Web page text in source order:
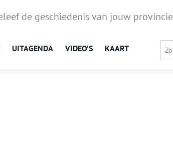
de geschiedenis van jouw provincie
UITAGENDA VIDEO’S KAART